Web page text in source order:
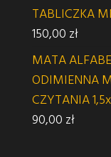
TABLICZKA
150,00 zł
MATA
ODIMIENNA
CZYTANIA
90,00 zł